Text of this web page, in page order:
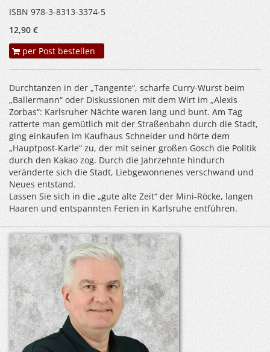
ISBN 978-3-8313-3374-5
12,90 €
per Post bestellen
Durchtanzen in der „Tangente“, scharfe Curry-Wurst beim
„Ballermann“ oder Diskussionen mit dem Wirt im „Alexis
Zorbas“: Karlsruher Nächte waren lang und bunt. Am Tag
ratterte man gemütlich mit der Straßenbahn durch die Stadt,
ging einkaufen im Kaufhaus Schneider und hörte dem
„Hauptpost-Karle“ zu, der mit seiner großen Gosch die Politik
durch den Kakao zog. Durch die Jahrzehnte hindurch
veränderte sich die Stadt, Liebgewonnenes verschwand und
Neues entstand.
Lassen Sie sich in die „gute alte Zeit“ der Mini-Röcke, langen
Haaren und entspannten Ferien in Karlsruhe entführen.